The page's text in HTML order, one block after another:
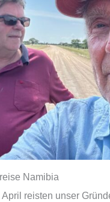
Namibia
reisten unser